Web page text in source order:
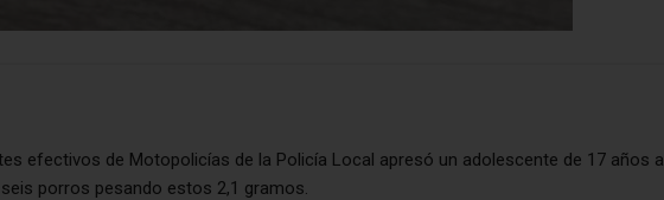
efectivos de Motopolicías de la Policía Local apresó un adolescente de 17 años a
porros pesando estos 2,1 gramos.